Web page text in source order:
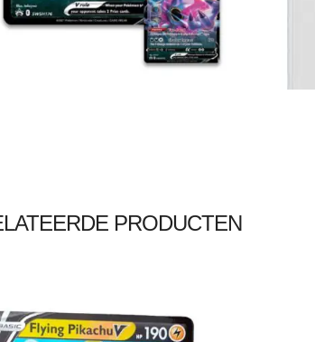
PRODUCTEN